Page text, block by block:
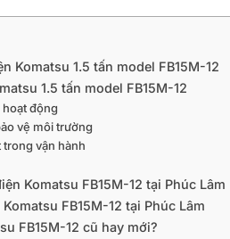
Komatsu 1.5 tấn model FB15M-12
1.5 tấn model FB15M-12
hoạt động
vệ môi trường
trong vận hành
Komatsu FB15M-12 tại Phúc Lâm
FB15M-12 tại Phúc Lâm
FB15M-12 cũ hay mới?